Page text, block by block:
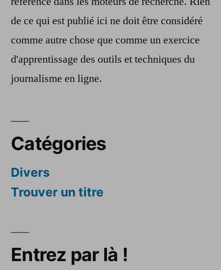
de ce qui est publié ici ne doit être considéré
comme autre chose que comme un exercice
d'apprentissage des outils et techniques du
journalisme en ligne.
Catégories
Divers
Trouver un titre
Entrez par là !